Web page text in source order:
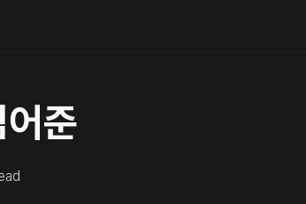
준